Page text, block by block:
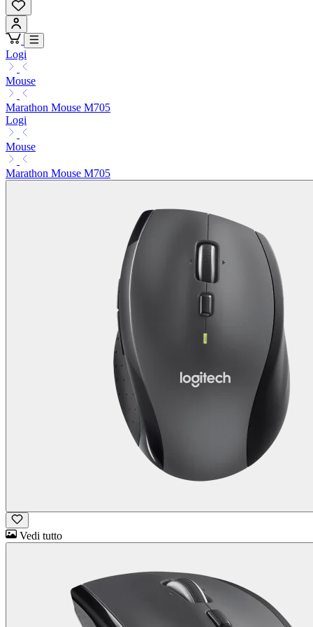
Logi
Mouse
Marathon Mouse M705
Logi
Mouse
Marathon Mouse M705
Vedi tutto